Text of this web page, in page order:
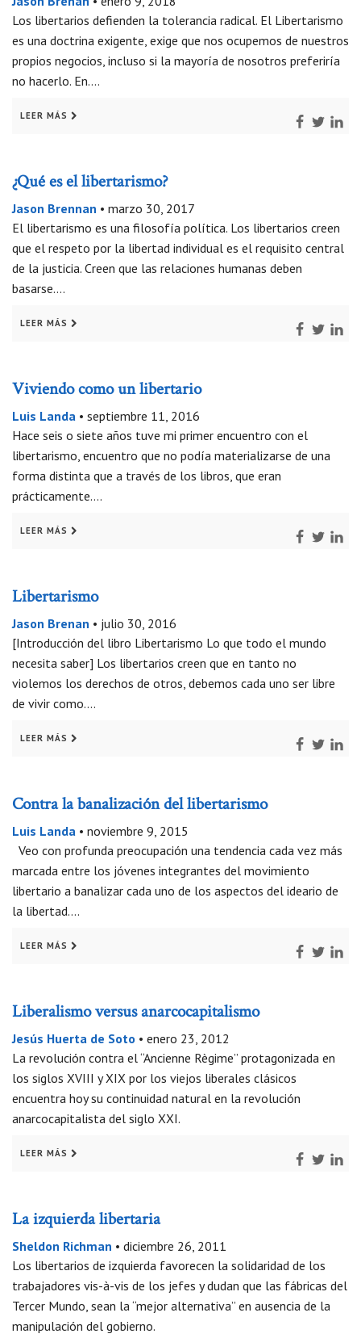
Los libertarios defienden la tolerancia radical. El Libertarismo
es una doctrina exigente, exige que nos ocupemos de nuestros
propios negocios, incluso si la mayoría de nosotros preferiría
no hacerlo. En….
LEER MÁS
¿Qué es el libertarismo?
Jason Brennan • marzo 30, 2017
El libertarismo es una filosofía política. Los libertarios creen
que el respeto por la libertad individual es el requisito central
de la justicia. Creen que las relaciones humanas deben
basarse….
LEER MÁS
Viviendo como un libertario
Luis Landa • septiembre 11, 2016
Hace seis o siete años tuve mi primer encuentro con el
libertarismo, encuentro que no podía materializarse de una
forma distinta que a través de los libros, que eran
prácticamente….
LEER MÁS
Libertarismo
Jason Brenan • julio 30, 2016
[Introducción del libro Libertarismo Lo que todo el mundo
necesita saber] Los libertarios creen que en tanto no
violemos los derechos de otros, debemos cada uno ser libre
de vivir como….
LEER MÁS
Contra la banalización del libertarismo
Luis Landa • noviembre 9, 2015
Veo con profunda preocupación una tendencia cada vez más
marcada entre los jóvenes integrantes del movimiento
libertario a banalizar cada uno de los aspectos del ideario de
la libertad….
LEER MÁS
Liberalismo versus anarcocapitalismo
Jesús Huerta de Soto • enero 23, 2012
La revolución contra el “Ancienne Règime” protagonizada en
los siglos XVIII y XIX por los viejos liberales clásicos
encuentra hoy su continuidad natural en la revolución
anarcocapitalista del siglo XXI.
LEER MÁS
La izquierda libertaria
Sheldon Richman • diciembre 26, 2011
Los libertarios de izquierda favorecen la solidaridad de los
trabajadores vis-à-vis de los jefes y dudan que las fábricas del
Tercer Mundo, sean la “mejor alternativa” en ausencia de la
manipulación del gobierno.